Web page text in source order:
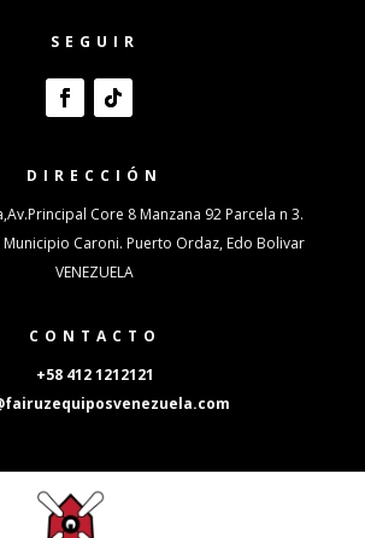
SEGUIR
DIRECCIÓN
Core 8 Manzana 92 Parcela n 3.
Caroni. Puerto Ordaz, Edo Bolivar
VENEZUELA
CONTACTO
+58 412 1212121